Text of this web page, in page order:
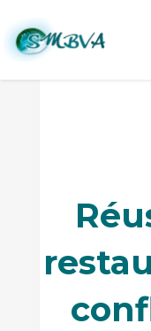
gemapi, inondations